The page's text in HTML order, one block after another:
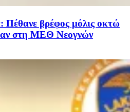
βρέφος μόλις οκτώ
στη ΜΕΘ Νεογνών